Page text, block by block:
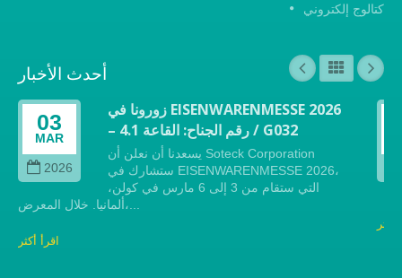
كتالوج إلكتروني
أحدث الأخبار
03
MAR
2026
زورونا في EISENWARENMESSE 2026
– رقم الجناح: القاعة 4.1 / G032
يسعدنا أن نعلن أن Soteck Corporation
ستشارك في EISENWARENMESSE 2026،
التي ستقام من 3 إلى 6 مارس في كولن،
اقرأ أكثر